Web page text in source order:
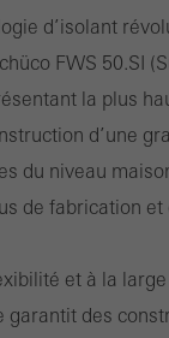
d’isolant
FWS 50.SI
la plus
d’une
du niveau
de fabrication et
et à la
garantit des